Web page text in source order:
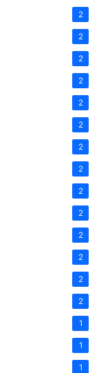
2
2
2
2
2
2
2
2
2
2
2
2
2
2
1
1
1